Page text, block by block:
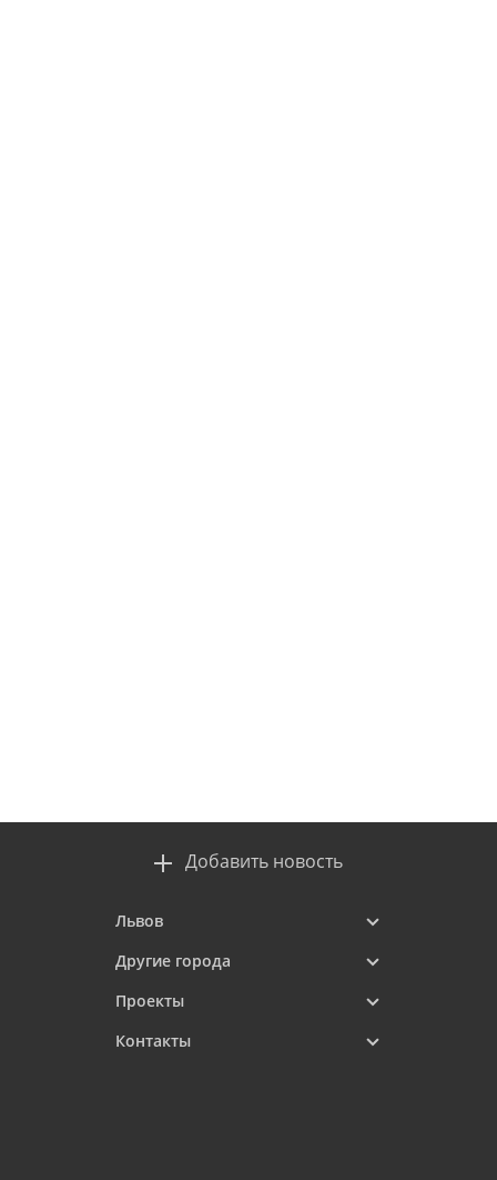
Добавить новость
Львов
Другие города
Проекты
Контакты